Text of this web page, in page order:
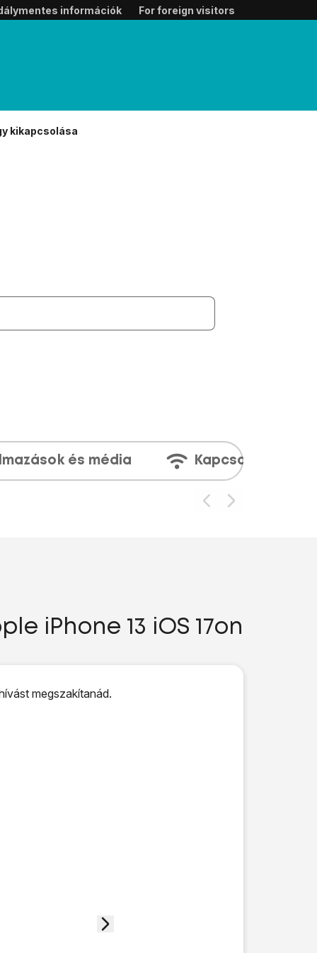
információk For foreign visitors
kikapcsolása
és média Kapcsolatok
iPhone 13 iOS 17on
megszakítanád.